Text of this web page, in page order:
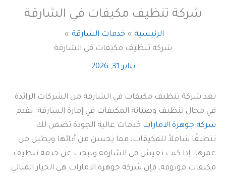
شركة تنظيف مكيفات في الشارقة
الرئيسية
خدمات الشارقة
شركة تنظيف مكيفات في الشارقة
يناير 31, 2026
تعد شركة تنظيف مكيفات في الشارقة من الشركات الرائدة
في مجال تنظيف وصيانة المكيفات في إمارة الشارقة. تقدم
شركة جوهرة الامارات خدمات عالية الجودة تضمن لك
تنظيفًا شاملاً للمكيفات، مما يحسن من أدائها ويطيل من
عمرها. إذا كنت تعيش في الشارقة وتبحث عن خدمة تنظيف
مكيفات موثوقة، فإن شركة جوهرة الامارات هي الخيار المثالي